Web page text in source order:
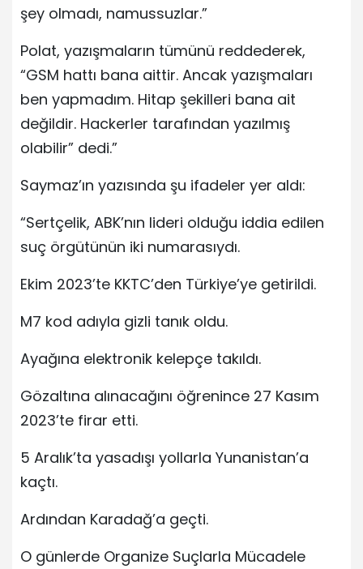
şey olmadı, namussuzlar.”
Polat, yazışmaların tümünü reddederek,
“GSM hattı bana aittir. Ancak yazışmaları
ben yapmadım. Hitap şekilleri bana ait
değildir. Hackerler tarafından yazılmış
olabilir” dedi.”
Saymaz’ın yazısında şu ifadeler yer aldı:
“Sertçelik, ABK’nın lideri olduğu iddia edilen
suç örgütünün iki numarasıydı.
Ekim 2023’te KKTC’den Türkiye’ye getirildi.
M7 kod adıyla gizli tanık oldu.
Ayağına elektronik kelepçe takıldı.
Gözaltına alınacağını öğrenince 27 Kasım
2023’te firar etti.
5 Aralık’ta yasadışı yollarla Yunanistan’a
kaçtı.
Ardından Karadağ’a geçti.
O günlerde Organize Suçlarla Mücadele